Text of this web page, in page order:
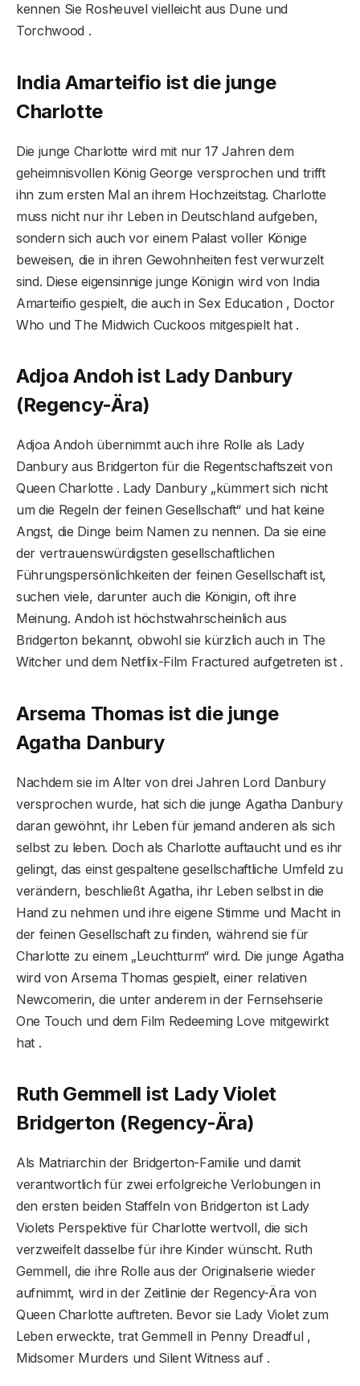
kennen Sie Rosheuvel vielleicht aus Dune und
Torchwood .
India Amarteifio ist die junge
Charlotte
Die junge Charlotte wird mit nur 17 Jahren dem
geheimnisvollen König George versprochen und trifft
ihn zum ersten Mal an ihrem Hochzeitstag. Charlotte
muss nicht nur ihr Leben in Deutschland aufgeben,
sondern sich auch vor einem Palast voller Könige
beweisen, die in ihren Gewohnheiten fest verwurzelt
sind. Diese eigensinnige junge Königin wird von India
Amarteifio gespielt, die auch in Sex Education , Doctor
Who und The Midwich Cuckoos mitgespielt hat .
Adjoa Andoh ist Lady Danbury
(Regency-Ära)
Adjoa Andoh übernimmt auch ihre Rolle als Lady
Danbury aus Bridgerton für die Regentschaftszeit von
Queen Charlotte . Lady Danbury „kümmert sich nicht
um die Regeln der feinen Gesellschaft“ und hat keine
Angst, die Dinge beim Namen zu nennen. Da sie eine
der vertrauenswürdigsten gesellschaftlichen
Führungspersönlichkeiten der feinen Gesellschaft ist,
suchen viele, darunter auch die Königin, oft ihre
Meinung. Andoh ist höchstwahrscheinlich aus
Bridgerton bekannt, obwohl sie kürzlich auch in The
Witcher und dem Netflix-Film Fractured aufgetreten ist .
Arsema Thomas ist die junge
Agatha Danbury
Nachdem sie im Alter von drei Jahren Lord Danbury
versprochen wurde, hat sich die junge Agatha Danbury
daran gewöhnt, ihr Leben für jemand anderen als sich
selbst zu leben. Doch als Charlotte auftaucht und es ihr
gelingt, das einst gespaltene gesellschaftliche Umfeld zu
verändern, beschließt Agatha, ihr Leben selbst in die
Hand zu nehmen und ihre eigene Stimme und Macht in
der feinen Gesellschaft zu finden, während sie für
Charlotte zu einem „Leuchtturm“ wird. Die junge Agatha
wird von Arsema Thomas gespielt, einer relativen
Newcomerin, die unter anderem in der Fernsehserie
One Touch und dem Film Redeeming Love mitgewirkt
hat .
Ruth Gemmell ist Lady Violet
Bridgerton (Regency-Ära)
Als Matriarchin der Bridgerton-Familie und damit
verantwortlich für zwei erfolgreiche Verlobungen in
den ersten beiden Staffeln von Bridgerton ist Lady
Violets Perspektive für Charlotte wertvoll, die sich
verzweifelt dasselbe für ihre Kinder wünscht. Ruth
Gemmell, die ihre Rolle aus der Originalserie wieder
aufnimmt, wird in der Zeitlinie der Regency-Ära von
Queen Charlotte auftreten. Bevor sie Lady Violet zum
Leben erweckte, trat Gemmell in Penny Dreadful ,
Midsomer Murders und Silent Witness auf .